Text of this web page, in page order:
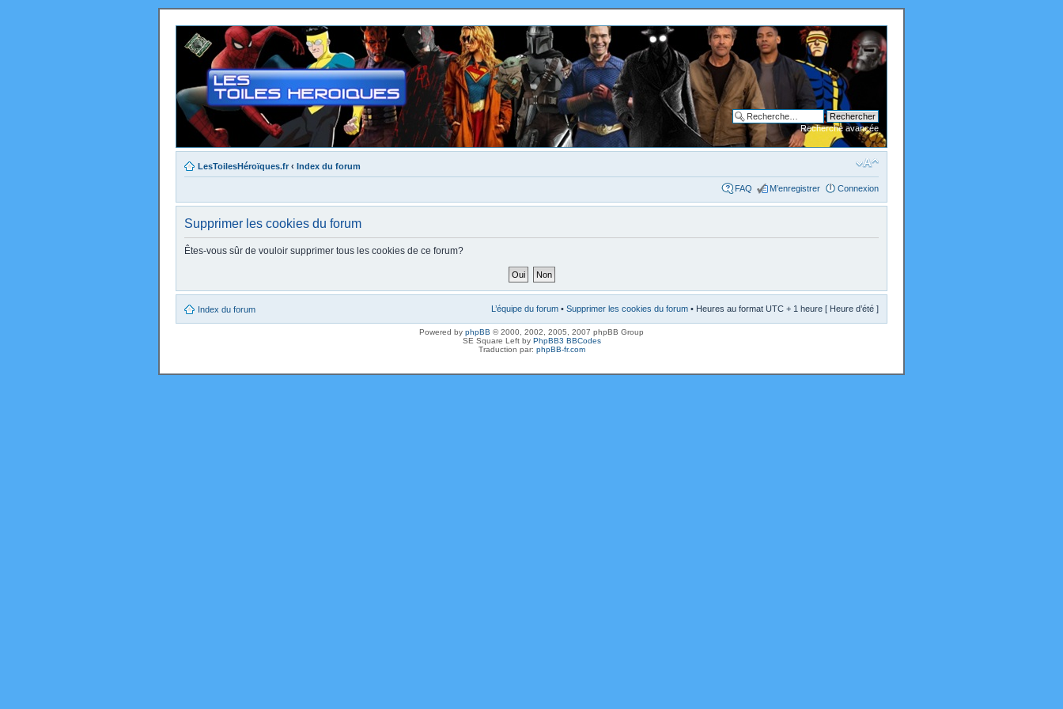
Recherche avancée
LesToilesHéroïques.fr ‹ Index du forum
FAQ M’enregistrer Connexion
Supprimer les cookies du forum
Êtes-vous sûr de vouloir supprimer tous les cookies de ce forum?
Index du forum L’équipe du forum • Supprimer les cookies du forum • Heures au format UTC + 1 heure [ Heure d’été ]
Powered by phpBB © 2000, 2002, 2005, 2007 phpBB Group
SE Square Left by PhpBB3 BBCodes
Traduction par: phpBB-fr.com